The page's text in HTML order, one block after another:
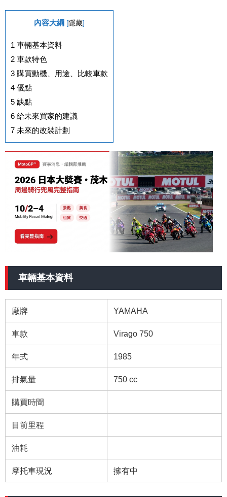
內容大綱 [隱藏]
1 車輛基本資料
2 車款特色
3 購買動機、用途、比較車款
4 優點
5 缺點
6 給未來買家的建議
7 未來的改裝計劃
車輛基本資料
廠牌 YAMAHA
車款 Virago 750
年式 1985
排氣量 750 cc
購買時間
目前里程
油耗
摩托車現況 擁有中